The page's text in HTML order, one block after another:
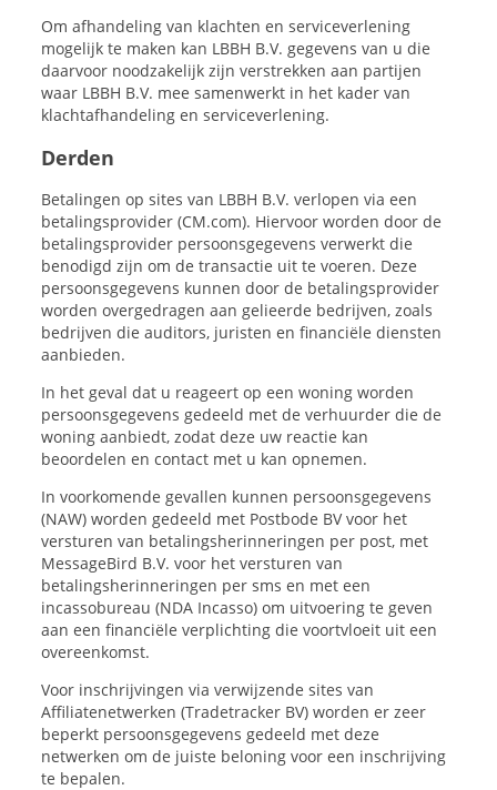
Om afhandeling van klachten en serviceverlening
mogelijk te maken kan LBBH B.V. gegevens van u die
daarvoor noodzakelijk zijn verstrekken aan partijen
waar LBBH B.V. mee samenwerkt in het kader van
klachtafhandeling en serviceverlening.
Derden
Betalingen op sites van LBBH B.V. verlopen via een
betalingsprovider (CM.com). Hiervoor worden door de
betalingsprovider persoonsgegevens verwerkt die
benodigd zijn om de transactie uit te voeren. Deze
persoonsgegevens kunnen door de betalingsprovider
worden overgedragen aan gelieerde bedrijven, zoals
bedrijven die auditors, juristen en financiële diensten
aanbieden.
In het geval dat u reageert op een woning worden
persoonsgegevens gedeeld met de verhuurder die de
woning aanbiedt, zodat deze uw reactie kan
beoordelen en contact met u kan opnemen.
In voorkomende gevallen kunnen persoonsgegevens
(NAW) worden gedeeld met Postbode BV voor het
versturen van betalingsherinneringen per post, met
MessageBird B.V. voor het versturen van
betalingsherinneringen per sms en met een
incassobureau (NDA Incasso) om uitvoering te geven
aan een financiële verplichting die voortvloeit uit een
overeenkomst.
Voor inschrijvingen via verwijzende sites van
Affiliatenetwerken (Tradetracker BV) worden er zeer
beperkt persoonsgegevens gedeeld met deze
netwerken om de juiste beloning voor een inschrijving
te bepalen.